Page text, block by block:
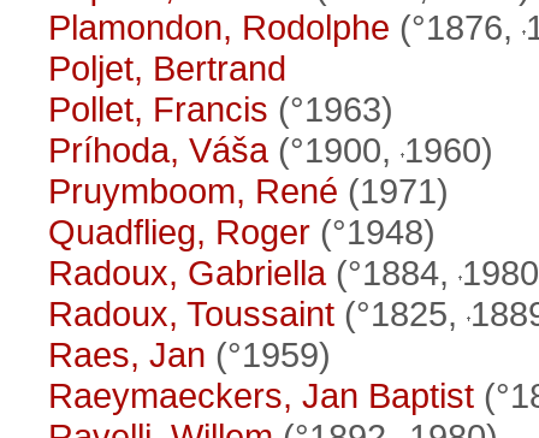
Plamondon, Rodolphe (°1876,
Poljet, Bertrand
Pollet, Francis (°1963)
Príhoda, Váša(°1900, 1960)
Pruymboom, René (1971)
Quadflieg, Roger (°1948)
Radoux, Gabriella(°1884,
Radoux, Toussaint (°1825,
Raes, Jan (°1959)
Raeymaeckers, Jan Baptist